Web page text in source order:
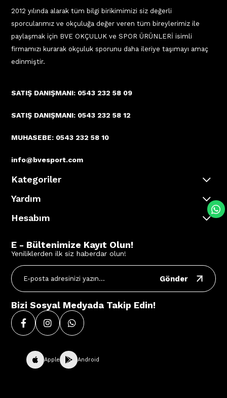
2012 yılında alarak tüm bilgi birikimimizi siz değerli
sporcularımız ve okçuluğa değer veren tüm bireylerimiz ile
paylaşmak için BVE OKÇULUK ve SPOR ÜRÜNLERİ isimli
firmamızı kurarak okçuluk sporunu daha ileriye taşımayı amaç
edinmiştir.
SATIŞ DANIŞMANI: 0543 232 58 09
SATIŞ DANIŞMANI: 0543 232 58 12
MUHASEBE: 0543 232 58 10
info@bvesport.com
Kategoriler
Yardım
Hesabım
E - Bültenimize Kayıt Olun!
Yeniliklerden ilk siz haberdar olun!
Gönder
Bizi Sosyal Medyada Takip Edin!
Apple Android